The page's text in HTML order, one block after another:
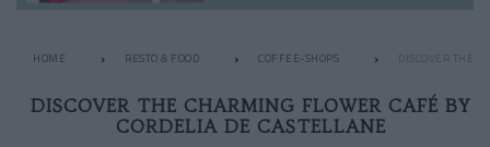
HOME RESTO & FOOD COFFEE-SHOPS DISCOVER THE
DISCOVER THE CHARMING FLOWER CAFÉ BY
CORDELIA DE CASTELLANE